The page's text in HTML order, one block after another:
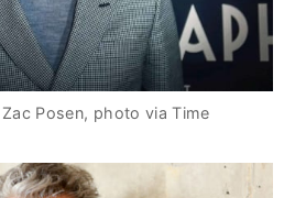
Zac Posen, photo via Time